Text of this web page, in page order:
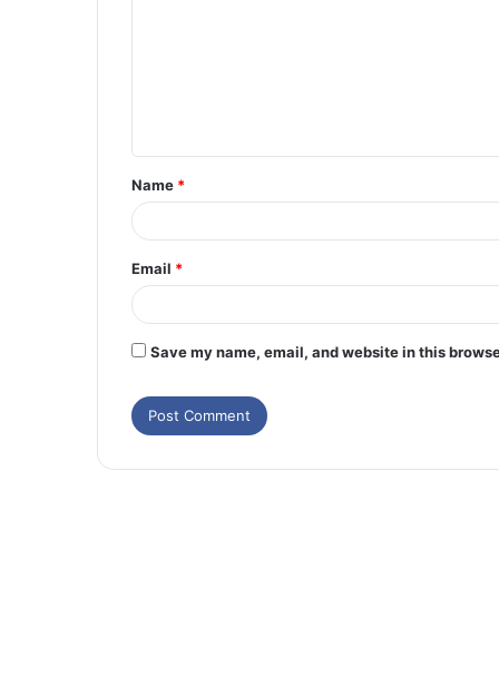
Name *
Email *
Save my name, email, and website in this